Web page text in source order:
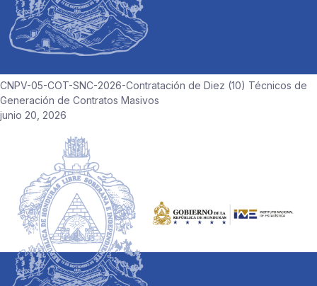
CNPV-05-COT-SNC-2026-Contratación de Diez (10) Técnicos de
Generación de Contratos Masivos
junio 20, 2026